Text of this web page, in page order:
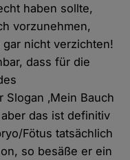
haben sollte,
vorzunehmen,
nicht verzichten!
dass für die
‚Mein Bauch
das ist definitiv
Fötus tatsächlich
so besäße er ein